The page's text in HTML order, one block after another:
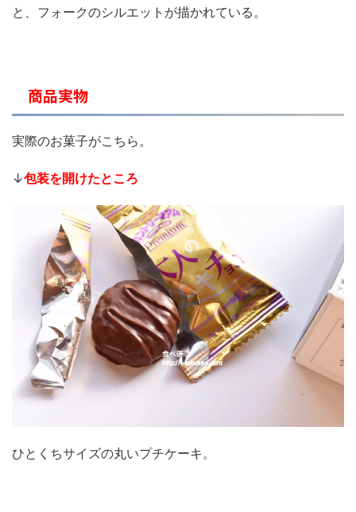
と、フォークのシルエットが描かれている。
商品実物
実際のお菓子がこちら。
↓包装を開けたところ
ひとくちサイズの丸いプチケーキ。